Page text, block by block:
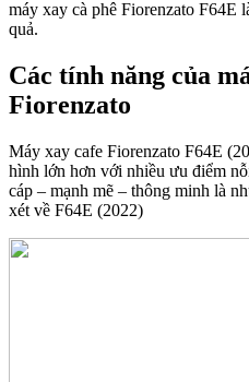
máy xay cà phê Fiorenzato F64E
quả.
Các tính năng của
Fiorenzato
Máy xay cafe Fiorenzato F64E
hình lớn hơn với nhiều ưu điểm
cáp – mạnh mẽ – thông minh là
xét về F64E (2022)